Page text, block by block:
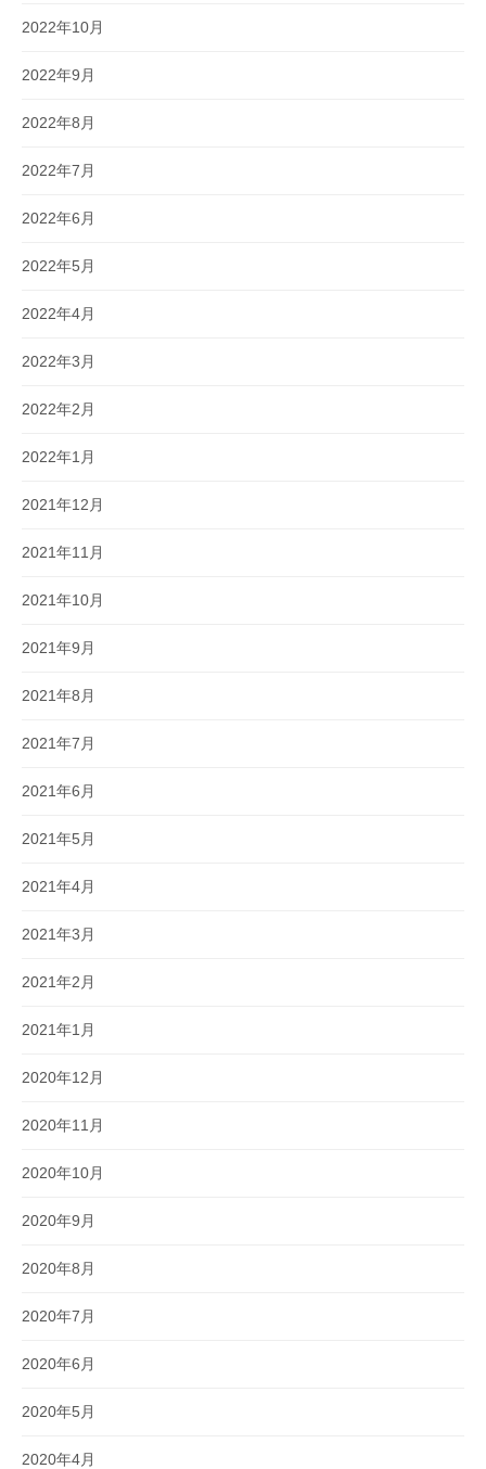
2022年10月
2022年9月
2022年8月
2022年7月
2022年6月
2022年5月
2022年4月
2022年3月
2022年2月
2022年1月
2021年12月
2021年11月
2021年10月
2021年9月
2021年8月
2021年7月
2021年6月
2021年5月
2021年4月
2021年3月
2021年2月
2021年1月
2020年12月
2020年11月
2020年10月
2020年9月
2020年8月
2020年7月
2020年6月
2020年5月
2020年4月